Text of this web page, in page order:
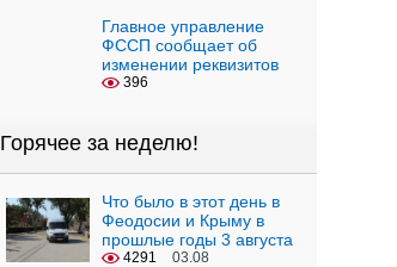
Главное управление
ФССП сообщает об
изменении реквизитов
396
Горячее за неделю!
Что было в этот день в
Феодосии и Крыму в
прошлые годы 3 августа
4291 03.08